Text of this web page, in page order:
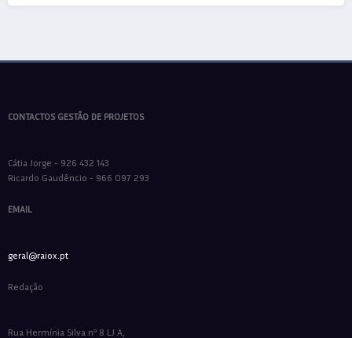
CONTACTOS GESTÃO DE PROJETOS
Cátia Jorge - 926 432 143
Ricardo Gaudêncio - 966 097 293
EMAIL
geral@raiox.pt
Redação
Rua Hermínia Silva nº 8 LJ A,